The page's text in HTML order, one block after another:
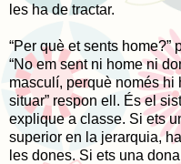
les ha de tractar.
“Per què et sents
“No em sent ni home ni
masculí, perquè només
situar” respon ell. És el
explique a classe. Si ets
superior en la jerarquia,
les dones. Si ets una